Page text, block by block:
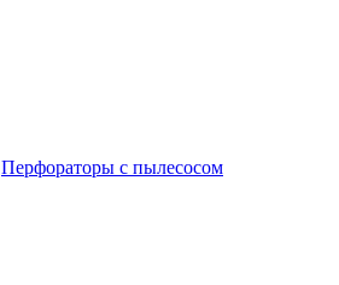
Перфораторы с пылесосом